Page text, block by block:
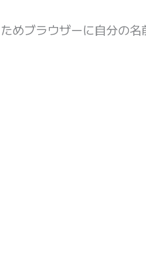
*
めブラウザーに自分の